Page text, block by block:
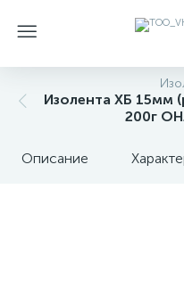
Изолента ХБ 15мм
200г
Описание